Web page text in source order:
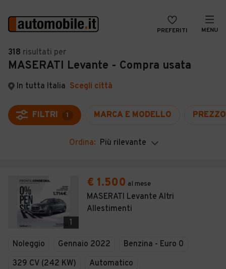
PREFERITI MENU
Auto
Auto usate
Auto Km 0
Auto Nuove
Noleggio a lungo termine
Moto
Camper
Veicoli Commerciali
VENDI
MAGAZINE
ACCEDI
318 risultati per
MASERATI Levante - Compra usata
In tutta Italia Scegli città
FILTRI 1 MARCA E MODELLO PREZZO
Ordina: Più rilevante
1
€ 1.500 al mese
MASERATI Levante Altri
Allestimenti
Noleggio Gennaio 2022
Benzina - Euro 0
329 CV (242 KW)
Automatico